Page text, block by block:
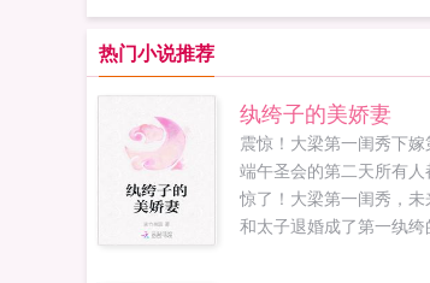
热门小说推荐
纨绔子的美娇妻
震惊！大梁第一闺秀下
端午圣会的第二天所有
惊了！大梁第一闺秀，
和太子退婚成了第一纨